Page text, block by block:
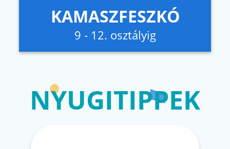
KAMASZFESZKÓ
9 - 12. osztályig
NYUGITIPPEK